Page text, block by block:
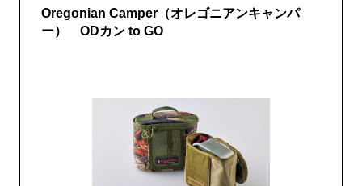
Oregonian Camper（オレゴニアンキャンパ
ー） ODカン to GO